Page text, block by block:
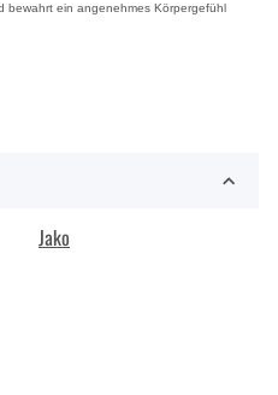
bewahrt ein angenehmes Körpergefühl
Jako